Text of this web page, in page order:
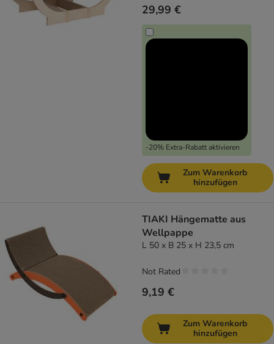
29,99 €
-20% Extra-Rabatt aktivieren
Zum Warenkorb
hinzufügen
TIAKI Hängematte aus
Wellpappe
L 50 x B 25 x H 23,5 cm
9,19 €
Not Rated
Zum Warenkorb
hinzufügen